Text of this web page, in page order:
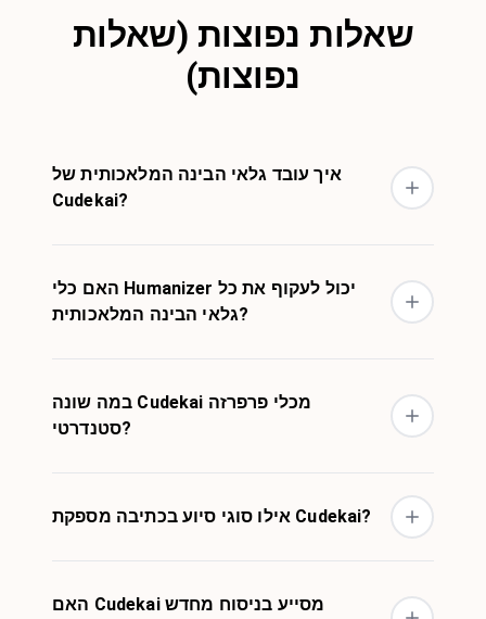
שאלות נפוצות (שאלות
נפוצות)
איך עובד גלאי הבינה המלאכותית של
Cudekai?
האם כלי Humanizer יכול לעקוף את כל
גלאי הבינה המלאכותית?
במה שונה Cudekai מכלי פרפרזה
סטנדרטי?
אילו סוגי סיוע בכתיבה מספקת Cudekai?
האם Cudekai מסייע בניסוח מחדש